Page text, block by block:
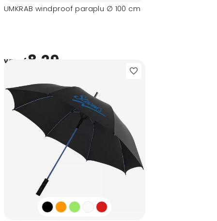
UMKRAB windproof paraplu ∅ 100 cm
vanaf 8,29